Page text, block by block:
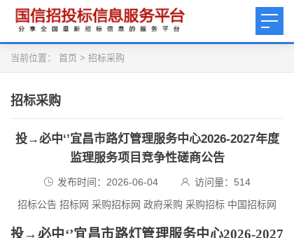
当前位置： 首页 > 招标采购
招标采购
投→必中‘’宜昌市路灯管理服务中心2026-2027年度
监理服务项目竞争性磋商公告
发布时间：2026-06-04 访问量： 514
招标公告 招标网 采购招标网 政府采购 采购招标 中国招标网
投→必中‘’宜昌市路灯管理服务中心2026-2027